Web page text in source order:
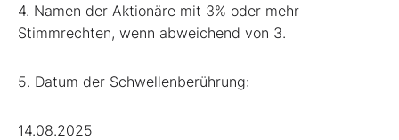
4. Namen der Aktionäre mit 3% oder mehr
Stimmrechten, wenn abweichend von 3.
5. Datum der Schwellenberührung:
14.08.2025